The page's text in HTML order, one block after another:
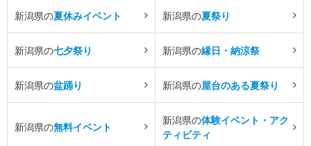
新潟県の夏休みイベント 新潟県の夏祭り
新潟県の七夕祭り 新潟県の縁日・納涼祭
新潟県の盆踊り 新潟県の屋台のある夏祭り
新潟県の無料イベント
新潟県の体験イベント・アク
ティビティ